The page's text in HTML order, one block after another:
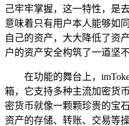
己牢牢掌握，这一特性，是
意味着只有用户本人能够如
自己的资产，大大降低了资
户的资产安全构筑了一道坚
在功能的舞台上，
箱，它支持多种主流加密货
密货币就像一颗颗珍贵的宝
资产的存储、转账、交易等